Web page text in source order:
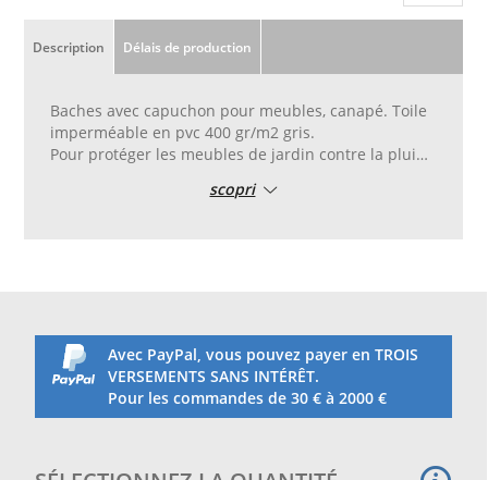
Description Délais de production
Baches avec capuchon pour meubles, canapé. Toile
imperméable en pvc 400 gr/m2 gris.
Pour protéger les meubles de jardin contre la pluie,
lorsqu’ils ne sont pas utilisés.
scopri
Avec PayPal, vous pouvez payer en TROIS
VERSEMENTS SANS INTÉRÊT.
Pour les commandes de 30 € à 2000 €